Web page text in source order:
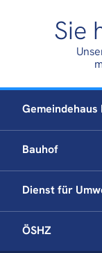
Sie
Gemeindehaus
Bauhof
Dienst für
ÖSHZ